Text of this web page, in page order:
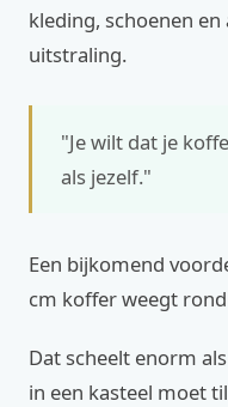
kleding, schoenen
uitstraling.
"Je wilt dat je
als jezelf."
Een bijkomend
cm koffer weegt
Dat scheelt enorm
in een kasteel moet